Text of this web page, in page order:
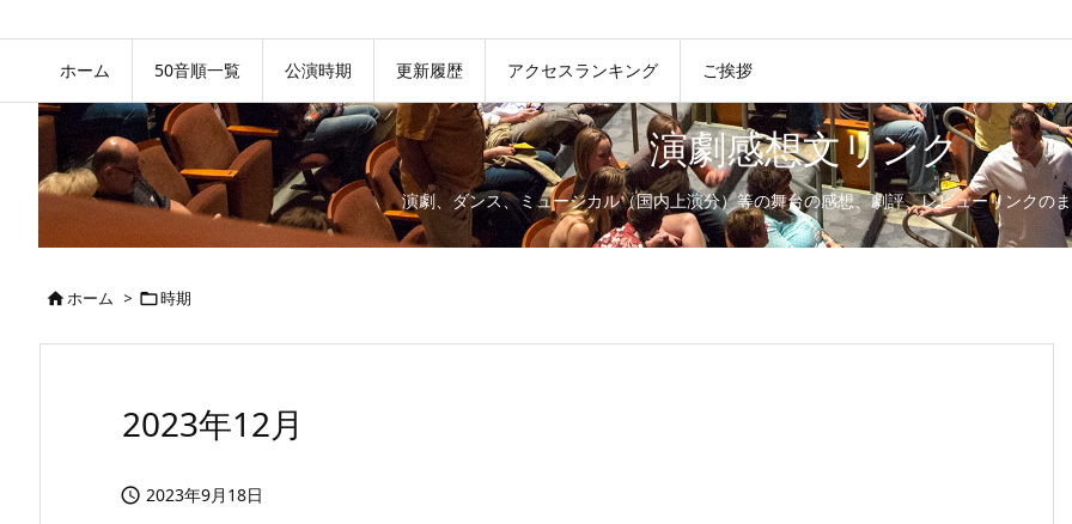
ホーム 50音順一覧 公演時期 更新履歴 アクセスランキング ご挨拶
演劇感想文リンク
演劇、ダンス、ミュージカル（国内上演分）等の舞台の感想、劇評、レビューリンクの
ホーム > 時期
2023年12月
 2023年9月18日